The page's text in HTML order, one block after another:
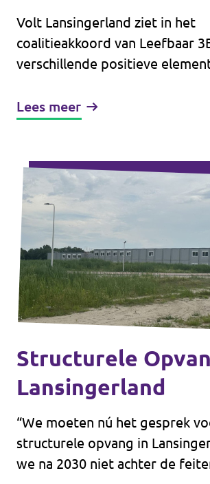
Volt Lansingerland ziet in het
coalitieakkoord van Leefbaar
verschillende positieve
woningbouw, groen,
Bleizo-West wordt voortgezet
aandacht blijft voor sterke
actieve samenleving.
dat het akkoord vooral gericht
behouden van Lansingerland
Dat is begrijpelijk.
Lees meer
Structurele
Lansingerland
“We moeten nú het gesprek
structurele opvang in
we na 2030 niet achter de